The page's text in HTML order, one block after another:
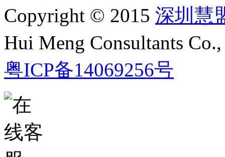
Copyright © 2015 深圳慧
Hui Meng Consultants
粤ICP备14069256号